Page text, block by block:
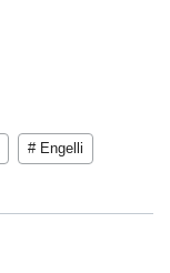
# Engelli